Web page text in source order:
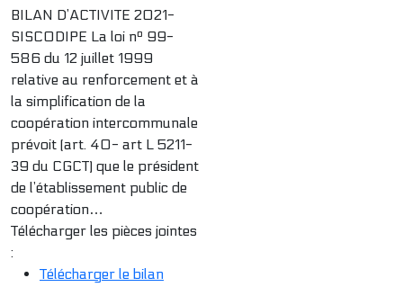
BILAN D’ACTIVITE 2021-
SISCODIPE La loi nº 99-
586 du 12 juillet 1999
relative au renforcement et à
la simplification de la
coopération intercommunale
prévoit (art. 40- art L 5211-
39 du CGCT) que le président
de l’établissement public de
coopération…
Télécharger les pièces jointes
:
Télécharger le bilan